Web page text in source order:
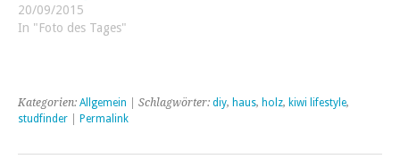
20/09/2015
In "Foto des Tages"
Kategorien: Allgemein | Schlagwörter: diy, haus, holz, kiwi lifestyle,
studfinder
Permalink